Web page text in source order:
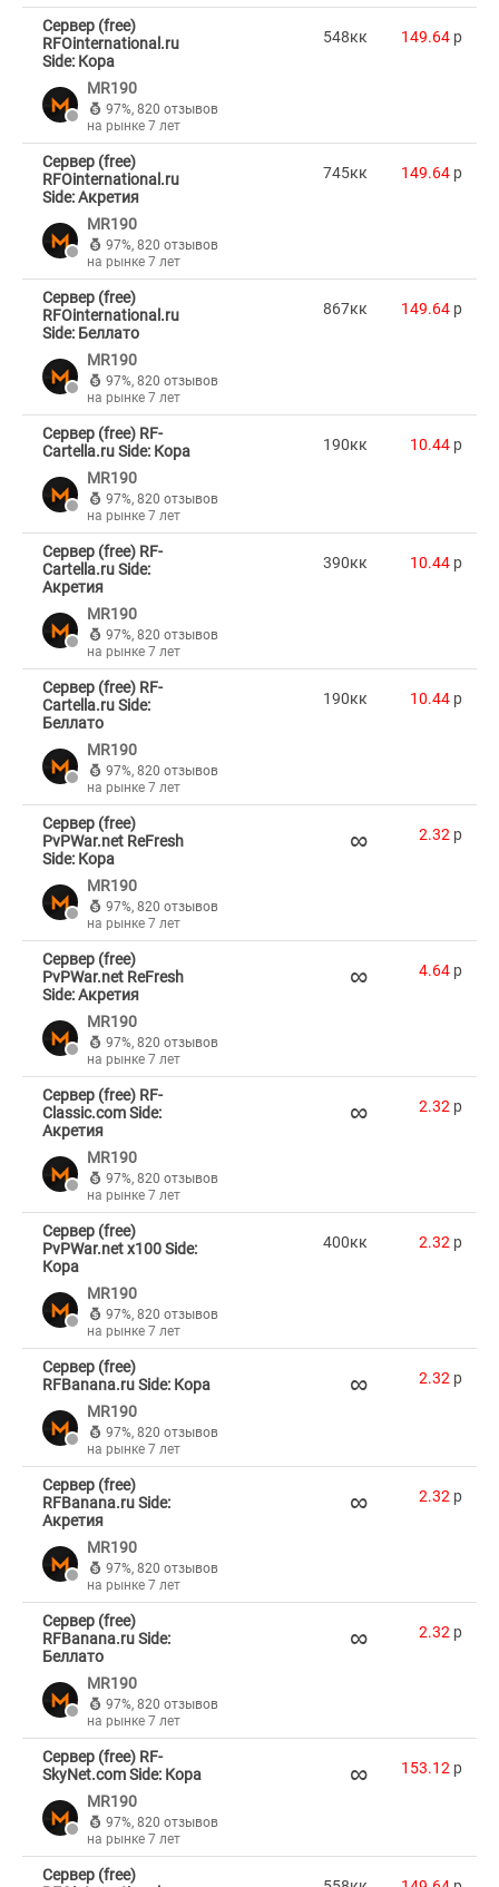
Сервер (free)
RFOinternational.ru
Side: Кора
MR190
97%, 820 отзывов
на рынке 7 лет
548кк 149.64 p
Сервер (free)
RFOinternational.ru
Side: Акретия
MR190
97%, 820 отзывов
на рынке 7 лет
745кк 149.64 p
Сервер (free)
RFOinternational.ru
Side: Беллато
MR190
97%, 820 отзывов
на рынке 7 лет
867кк 149.64 p
Сервер (free) RF-
Cartella.ru Side: Кора
MR190
97%, 820 отзывов
на рынке 7 лет
190кк 10.44 p
Сервер (free) RF-
Cartella.ru Side:
Акретия
MR190
97%, 820 отзывов
на рынке 7 лет
390кк 10.44 p
Сервер (free) RF-
Cartella.ru Side:
Беллато
MR190
97%, 820 отзывов
на рынке 7 лет
190кк 10.44 p
Сервер (free)
PvPWar.net ReFresh
Side: Кора
MR190
97%, 820 отзывов
на рынке 7 лет
∞ 2.32 p
Сервер (free)
PvPWar.net ReFresh
Side: Акретия
MR190
97%, 820 отзывов
на рынке 7 лет
∞ 4.64 p
Сервер (free) RF-
Classic.com Side:
Акретия
MR190
97%, 820 отзывов
на рынке 7 лет
∞ 2.32 p
Сервер (free)
PvPWar.net x100 Side:
Кора
MR190
97%, 820 отзывов
на рынке 7 лет
400кк 2.32 p
Сервер (free)
RFBanana.ru Side: Кора
MR190
97%, 820 отзывов
на рынке 7 лет
∞ 2.32 p
Сервер (free)
RFBanana.ru Side:
Акретия
MR190
97%, 820 отзывов
на рынке 7 лет
∞ 2.32 p
Сервер (free)
RFBanana.ru Side:
Беллато
MR190
97%, 820 отзывов
на рынке 7 лет
∞ 2.32 p
Сервер (free) RF-
SkyNet.com Side: Кора
MR190
97%, 820 отзывов
на рынке 7 лет
∞ 153.12 p
Сервер (free)